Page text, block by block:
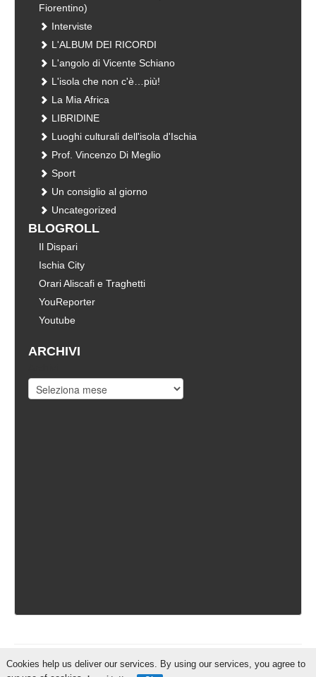
Fiorentino)
Interviste
L'ALBUM DEI RICORDI
L'angolo di Vicente Schiano
L'isola che non c'è…più!
La Mia Africa
LIBRIDINE
Luoghi culturali dell'isola d'Ischia
Prof. Vincenzo Di Meglio
Sport
Un consiglio al giorno
Uncategorized
BLOGROLL
Il Dispari
Ischia City
Orari Aliscafi e Traghetti
YouReporter
Youtube
ARCHIVI
IschiaReporter.it - Curato daPietro Coppa
Cookies help us deliver our services. By using our services, you agree to